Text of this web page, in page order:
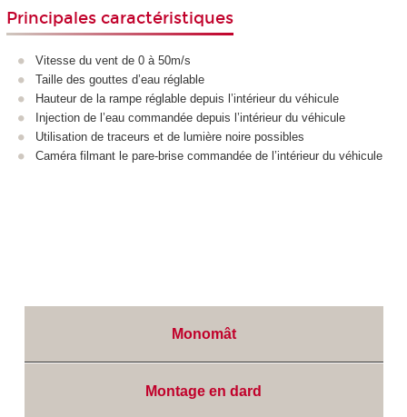
Principales caractéristiques
Vitesse du vent de 0 à 50m/s
Taille des gouttes d’eau réglable
Hauteur de la rampe réglable depuis l’intérieur du véhicule
Injection de l’eau commandée depuis l’intérieur du véhicule
Utilisation de traceurs et de lumière noire possibles
Caméra filmant le pare-brise commandée de l’intérieur du véhicule
Monomât
Montage en dard